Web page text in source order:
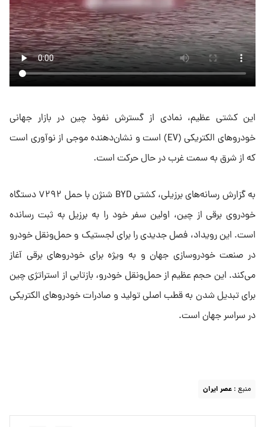
این کشتی عظیم، نمادی از گسترش نفوذ چین در بازار جهانی
خودروهای الکتریکی (EV) است و نشان‌دهنده موجی از نوآوری است
که از شرق به سمت غرب در حال حرکت است.
به گزارش رسانه‌های برزیلی، کشتی BYD شنژن با حمل ۷۲۹۲ دستگاه
خودروی برقی از چین، اولین سفر خود را به برزیل به ثبت رسانده
است. این رویداد، فصل جدیدی را برای لجستیک و حمل‌ونقل خودرو
در صنعت خودروسازی جهان و به ویژه برای خودروهای برقی آغاز
می‌کند. این حجم عظیم از حمل‌ونقل خودرو، بازتابی از استراتژی چین
برای تبدیل شدن به قطب اصلی تولید و صادرات خودروهای الکتریکی
در سراسر جهان است.
منبع : عصر ایران